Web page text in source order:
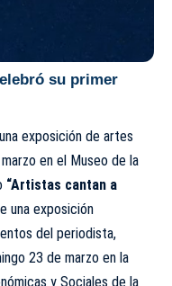
su primer
exposición de artes
en el Museo de la
“Artistas cantan a
una exposición
del periodista,
23 de marzo en la
y Sociales de la